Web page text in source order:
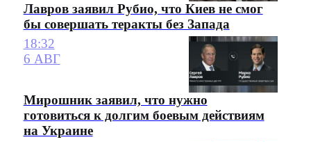
Лавров заявил Рубио, что Киев не смог
бы совершать теракты без Запада
18:32
6 АВГ
Мирошник заявил, что нужно
готовиться к долгим боевым действиям
на Украине